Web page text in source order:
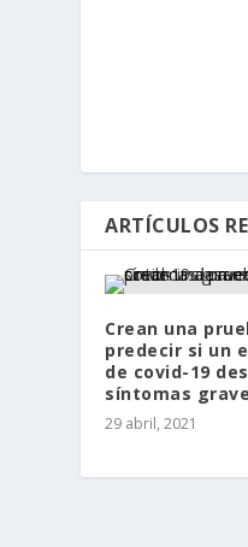
ARTÍCULOS
Crean una
predecir si un
de covid-19
síntomas
29 abril, 2021